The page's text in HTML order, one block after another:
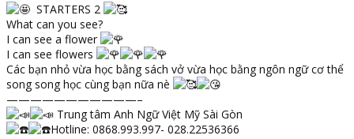
STARTERS 2
What can you see?
I can see a flower
I can see flowers
Các bạn nhỏ vừa học bằng sách vở vừa học bằng ngôn ngữ cơ thể
song song học cùng bạn nữa nè
———————————–
Trung tâm Anh Ngữ Việt Mỹ Sài Gòn
Hotline: 0868.993.997- 028.22536366